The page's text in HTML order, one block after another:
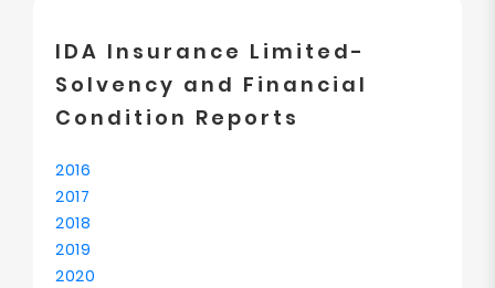
IDA Insurance Limited-
Solvency and Financial
Condition Reports
2016
2017
2018
2019
2020